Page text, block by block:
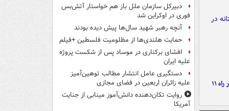
موج بارش‌های تابستانه در راه ۱۱
دبیرکل سازمان ملل باز هم خواستار آتش‌بس
فوری در اوکراین شد
آنچه رهبر شهید سال‌ها پیش دیده بودند
حمایت هلندی‌ها از مظلومیت فلسطین +فیلم
افشای برکناری در موساد پس از شکست پروژه
علیه ایران
دستگیری عامل انتشار مطالب توهین‌آمیز
علیه زائران اربعین در فضای مجازی
روایت تکان‌دهنده دانش‌آموز مینابی از جنایت
آمریکا